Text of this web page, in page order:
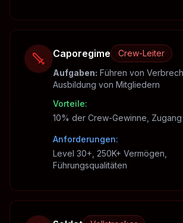
Caporegime
Crew-Leiter
Aufgaben: Führen von
Ausbildung von Mitgliedern
Vorteile:
10% der Crew-Gewinne,
Anforderungen:
Level 30+, 250K+ Vermögen,
Führungsqualitäten